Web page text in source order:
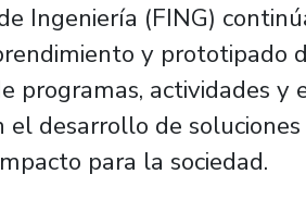
Ingeniería (FING)
y prototipado
actividades y
desarrollo de
para la sociedad.